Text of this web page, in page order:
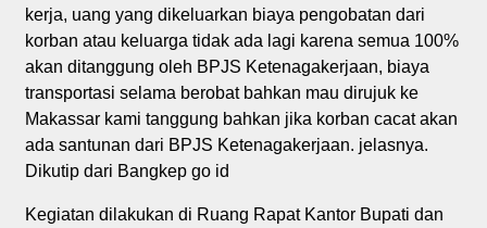
kerja, uang yang dikeluarkan biaya pengobatan dari
korban atau keluarga tidak ada lagi karena semua 100%
akan ditanggung oleh BPJS Ketenagakerjaan, biaya
transportasi selama berobat bahkan mau dirujuk ke
Makassar kami tanggung bahkan jika korban cacat akan
ada santunan dari BPJS Ketenagakerjaan. jelasnya.
Dikutip dari Bangkep go id
Kegiatan dilakukan di Ruang Rapat Kantor Bupati dan